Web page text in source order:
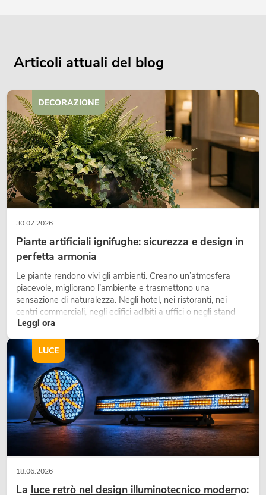
Articoli attuali del blog
30.07.2026
Piante artificiali ignifughe: sicurezza e design in
perfetta armonia
Le piante rendono vivi gli ambienti. Creano un’atmosfera
piacevole, migliorano l’ambiente e trasmettono una
sensazione di naturalezza. Negli hotel, nei ristoranti, nei
centri commerciali, negli edifici adibiti a uffici o negli stand
fieristici, una vegetazione di alta qualità è ormai parte
integrante dei moderni progetti di arredamento.
Leggi ora
DECORAZIONE
18.06.2026
La luce retrò nel design illuminotecnico moderno:
LUCE